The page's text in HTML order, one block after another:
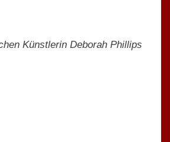
Künstlerin Deborah Phillips